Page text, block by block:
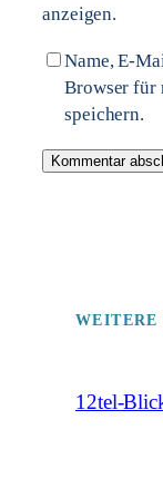
anzeigen.
Name, E-
Browser für
speichern.
WEITERE
12tel-